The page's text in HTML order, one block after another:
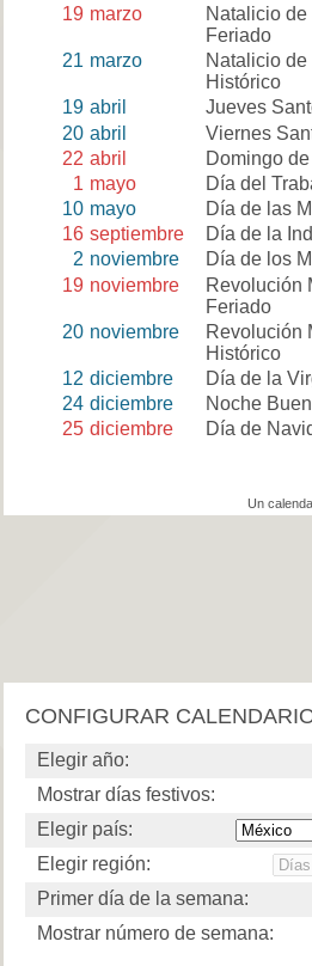
19 marzo
Natalicio
Feriado
21 marzo
Natalicio
Histórico
19 abril
Jueves
20 abril
Viernes
22 abril
Domingo
1 mayo
Día del
10 mayo
Día de las
16 septiembre
Día de la
2 noviembre
Día de los
19 noviembre
Revolución
Feriado
20 noviembre
Revolución
Histórico
12 diciembre
Día de la
24 diciembre
Noche
25 diciembre Día de
Un
CONFIGURAR
Elegir año:
Mostrar días festivos:
Elegir país:
Elegir región:
Primer día de la semana:
Mostrar número de semana: